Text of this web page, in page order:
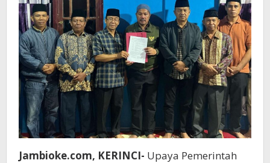
Jambioke.com, KERINCI- Upaya Pemerintah